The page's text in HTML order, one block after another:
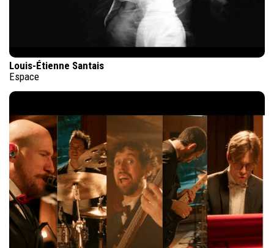
Louis-Étienne Santais
Espace